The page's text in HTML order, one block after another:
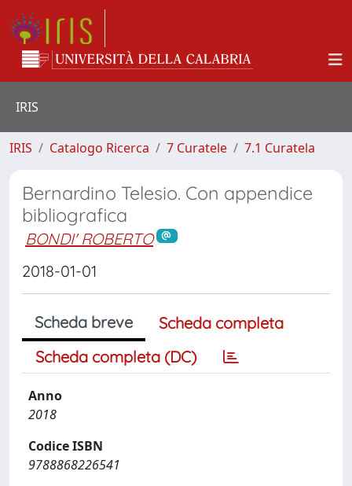
IRIS
IRIS Catalogo Ricerca 7 Curatele 7.1 Curatela
Bernardino Telesio. Con appendice
bibliografica
BONDI' ROBERTO
2018-01-01
Scheda breve
Scheda completa
Scheda completa (DC)
Anno
2018
Codice ISBN
9788868226541